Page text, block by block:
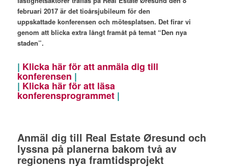
februari 2017 är det tioårsjubileum för den
uppskattade konferensen och mötesplatsen. Det firar vi
genom att blicka extra långt framåt på temat “Den nya
staden”.
| Klicka här för att anmäla dig till
konferensen |
| Klicka här för att läsa
konferensprogrammet|
Anmäl dig till Real Estate Øresund och
lyssna på planerna bakom två av
regionens nya framtidsprojekt